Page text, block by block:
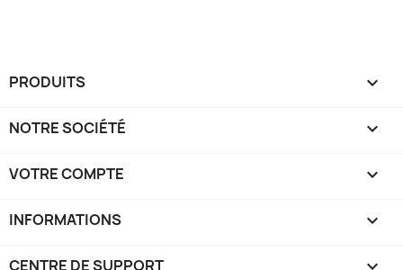
PRODUITS 
NOTRE SOCIÉTÉ 
VOTRE COMPTE 
INFORMATIONS keyboard_arrow_down
CENTRE DE SUPPORT